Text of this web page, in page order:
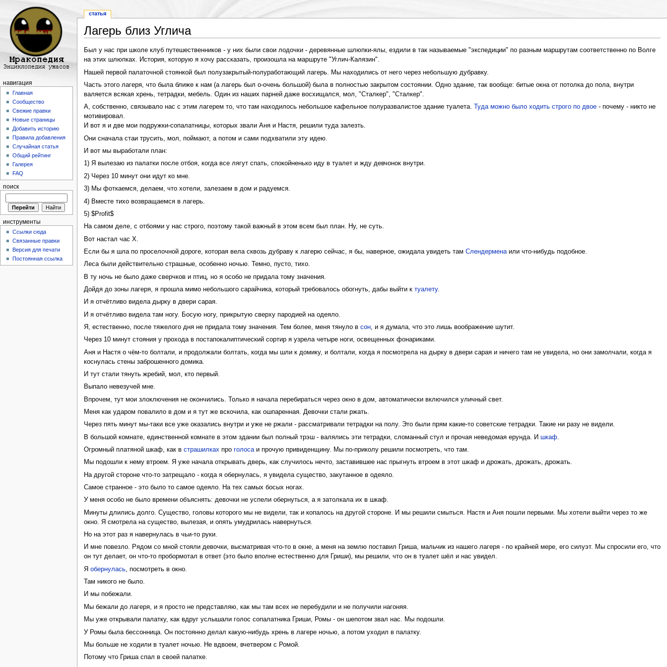
Лагерь близ Углича
Был у нас при школе клуб путешественников - у них были свои лодочки - деревянные шлюпки-ялы, ездили в так называемые "экспедиции" по разным маршрутам соответственно по Волге
на этих шлюпках. История, которую я хочу рассказать, произошла на маршруте "Углич-Калязин".
Нашей первой палаточной стоянкой был полузакрытый-полуработающий лагерь. Мы находились от него через небольшую дубравку.
Часть этого лагеря, что была ближе к нам (а лагерь был о-очень большой) была в полностью закрытом состоянии. Одно здание, так вообще: битые окна от потолка до пола, внутри
валяется всякая хрень, тетрадки, мебель. Один из наших парней даже восхищался, мол, "Сталкер", "Сталкер".
А, собственно, связывало нас с этим лагерем то, что там находилось небольшое кафельное полуразвалистое здание туалета.
Туда можно было ходить строго по двое- почему - никто не
мотивировал.
И вот я и две мои подружки-сопалатницы, которых звали Аня и Настя, решили туда залезть.
Они сначала стаи трусить, мол, поймают, а потом и сами подхватили эту идею.
И вот мы выработали план:
1) Я вылезаю из палатки после отбоя, когда все лягут спать, спокойненько иду в туалет и жду девчонок внутри.
2) Через 10 минут они идут ко мне.
3) Мы фоткаемся, делаем, что хотели, залезаем в дом и радуемся.
4) Вместе тихо возвращаемся в лагерь.
5) $Profit$
На самом деле, с отбоями у нас строго, поэтому такой важный в этом всем был план. Ну, не суть.
Вот настал час X.
Если бы я шла по проселочной дороге, которая вела сквозь дубраву к лагерю сейчас, я бы, наверное, ожидала увидеть там Слендерменаили что-нибудь подобное.
Леса были действительно страшные, особенно ночью. Темно, пусто, тихо.
В ту ночь не было даже сверчков и птиц, но я особо не придала тому значения.
Дойдя до зоны лагеря, я прошла мимо небольшого сарайчика, который требовалось обогнуть, дабы выйти к туалету.
И я отчётливо видела дырку в двери сарая.
И я отчётливо видела там ногу. Босую ногу, прикрытую сверху пародией на одеяло.
Я, естественно, после тяжелого дня не придала тому значения. Тем более, меня тянуло в сон, и я думала, что это лишь воображение шутит.
Через 10 минут стояния у прохода в постапокалиптический сортир я узрела четыре ноги, освещенных фонариками.
Аня и Настя о чём-то болтали, и продолжали болтать, когда мы шли к домику, и болтали, когда я посмотрела на дырку в двери сарая и ничего там не увидела, но они замолчали, когда я
коснулась стены заброшенного домика.
И тут стали тянуть жребий, мол, кто первый.
Выпало невезучей мне.
Впрочем, тут мои злоключения не окончились. Только я начала перебираться через окно в дом, автоматически включился уличный свет.
Меня как ударом повалило в дом и я тут же вскочила, как ошпаренная. Девочки стали ржать.
Через пять минут мы-таки все уже оказались внутри и уже не ржали - рассматривали тетрадки на полу. Это были прям какие-то советские тетрадки. Такие ни разу не видели.
В большой комнате, единственной комнате в этом здании был полный трэш - валялись эти тетрадки, сломанный стул и прочая неведомая ерунда. И шкаф.
Огромный платяной шкаф, как в страшилкахпро голосаи прочую привиденщину. Мы по-приколу решили посмотреть, что там.
Мы подошли к нему втроем. Я уже начала открывать дверь, как случилось нечто, заставившее нас прыгнуть втроем в этот шкаф и дрожать, дрожать, дрожать.
На другой стороне что-то затрещало - когда я обернулась, я увидела существо, закутанное в одеяло.
Самое странное - это было то самое одеяло. На тех самых босых ногах.
У меня особо не было времени объяснять: девочки не успели обернуться, а я затолкала их в шкаф.
Минуты длились долго. Существо, головы которого мы не видели, так и копалось на другой стороне. И мы решили смыться. Настя и Аня пошли первыми. Мы хотели выйти через то же
окно. Я смотрела на существо, вылезая, и опять умудрилась навернуться.
Но на этот раз я навернулась в чьи-то руки.
И мне повезло. Рядом со мной стояли девочки, высматривая что-то в окне, а меня на землю поставил Гриша, мальчик из нашего лагеря - по крайней мере, его силуэт. Мы спросили его, что
он тут делает, он что-то пробормотал в ответ (это было вполне естественно для Гриши), мы решили, что он в туалет шёл и нас увидел.
Я обернулась, посмотреть в окно.
Там никого не было.
И мы побежали.
Мы бежали до лагеря, и я просто не представляю, как мы там всех не перебудили и не получили нагоняя.
Мы уже открывали палатку, как вдруг услышали голос сопалатника Гриши, Ромы - он шепотом звал нас. Мы подошли.
У Ромы была бессонница. Он постоянно делал какую-нибудь хрень в лагере ночью, а потом уходил в палатку.
Мы больше не ходили в туалет ночью. Не вдвоем, вчетвером с Ромой.
Потому что Гриша спал в своей палатке.
статья
навигация
Главная
Сообщество
Свежие правки
Новые страницы
Добавить историю
Правила добавления
Случайная статья
Общий рейтинг
Галерея
FAQ
поиск
инструменты
Ссылки сюда
Связанные правки
Версия для печати
Постоянная ссылка